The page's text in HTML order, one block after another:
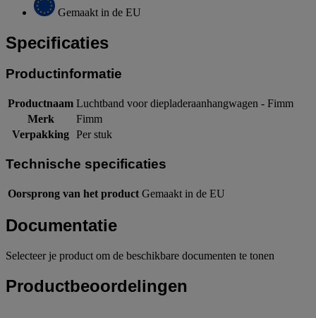
Gemaakt in de EU
Specificaties
Productinformatie
Productnaam Luchtband voor diepladeraanhangwagen - Fimm
Merk
Fimm
Verpakking Per stuk
Technische specificaties
Oorsprong van het product Gemaakt in de EU
Documentatie
Selecteer je product om de beschikbare documenten te tonen
Productbeoordelingen